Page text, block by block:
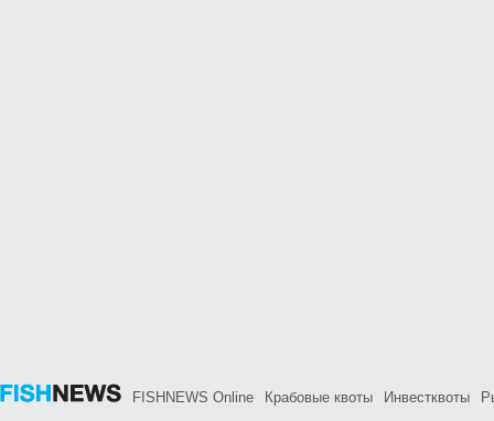
FISHNEWS Online Крабовые квоты Инвестквоты